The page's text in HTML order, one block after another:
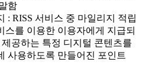
함
: RISS 서비스 중 마일리지 적립
스를 이용한 이용자에게 지급되
제공하는 특정 디지털 콘텐츠를
사용하도록 만들어진 포인트